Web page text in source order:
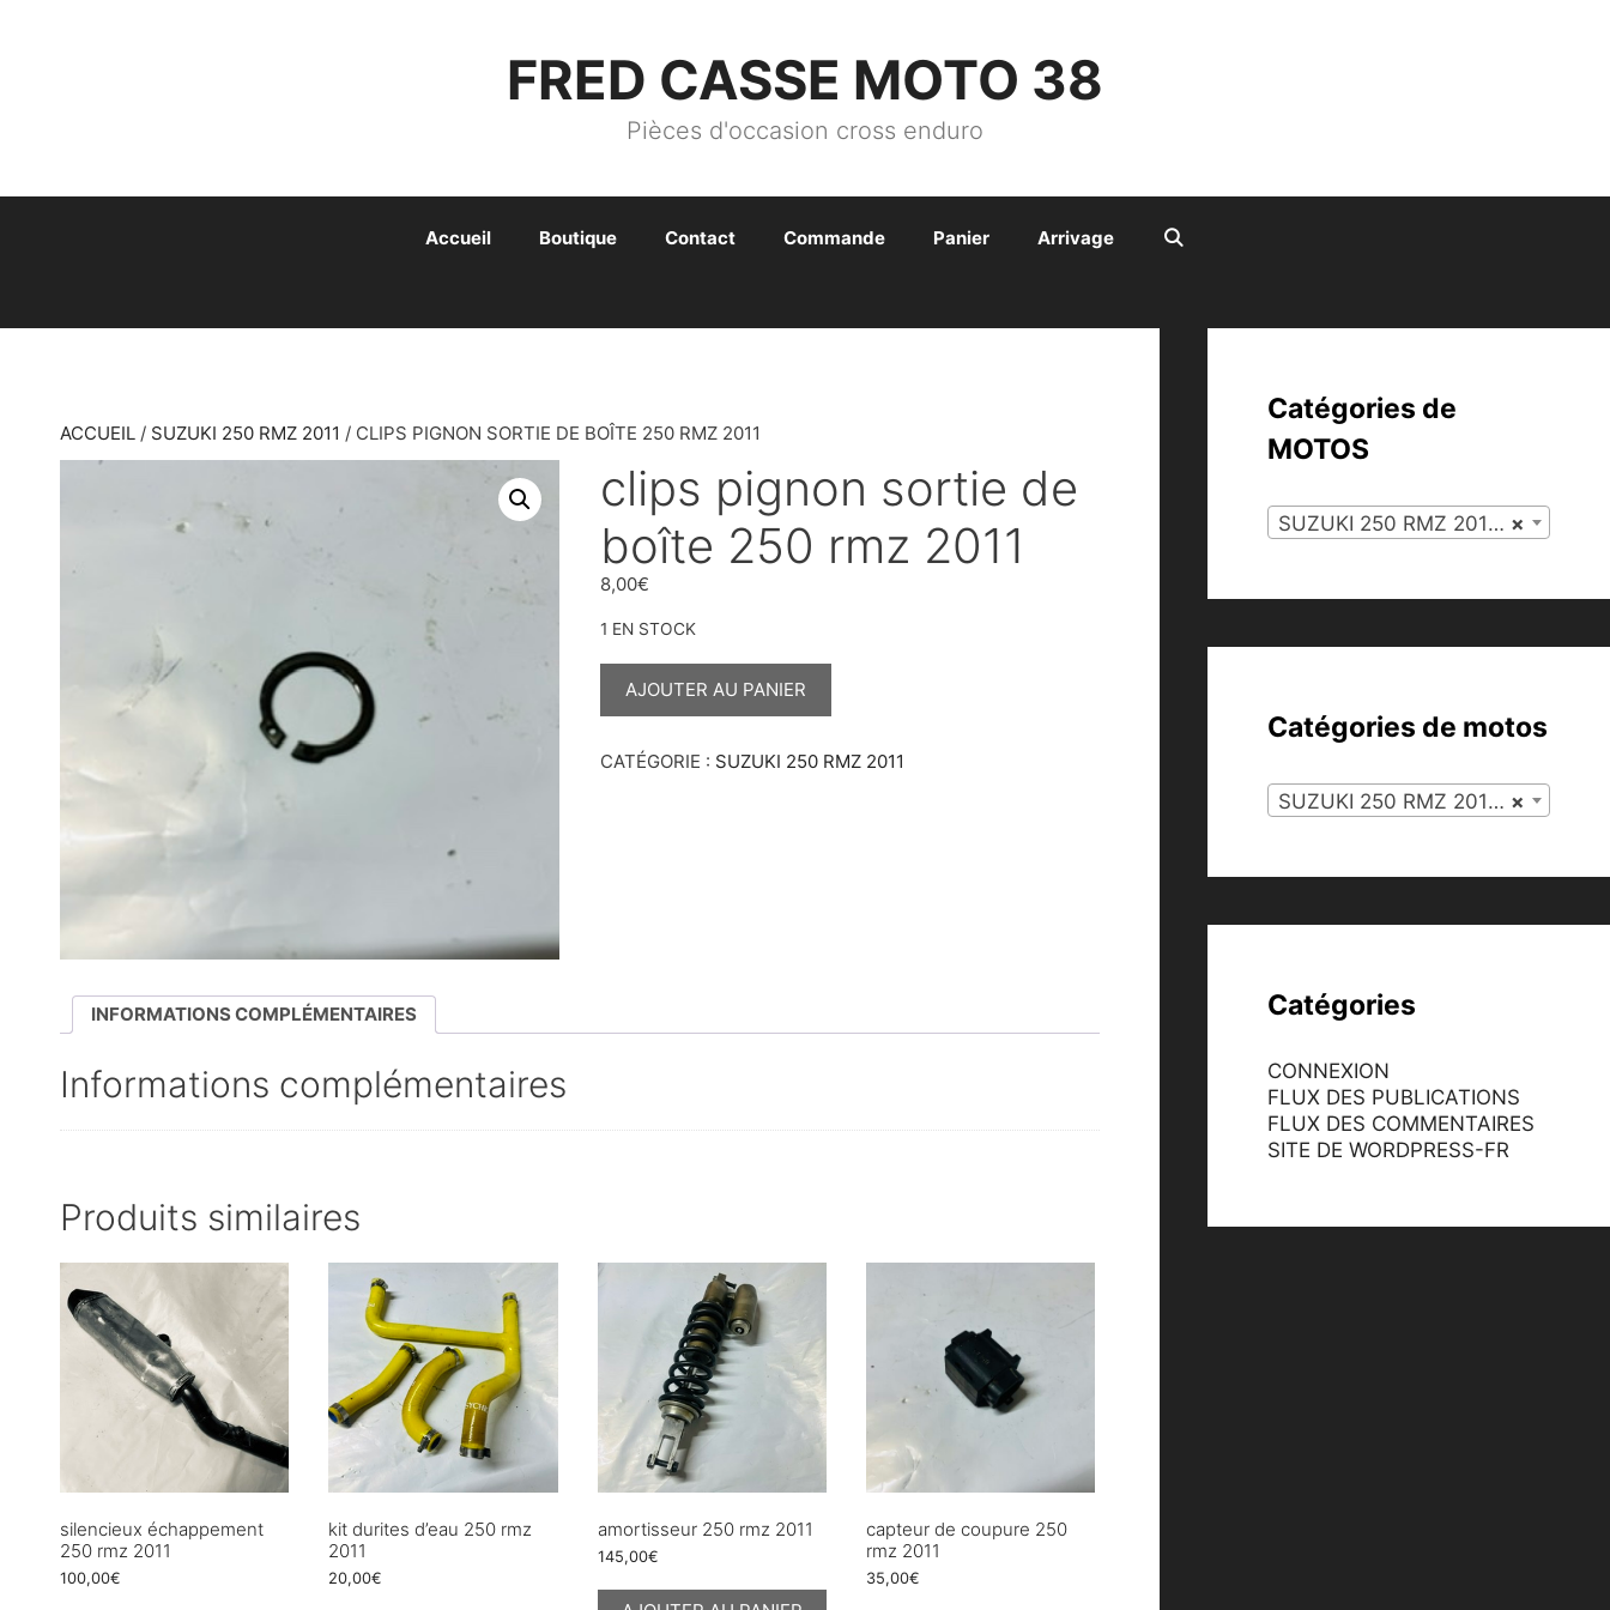
FRED CASSE MOTO 38
Pièces d'occasion cross enduro
Accueil Boutique Contact Commande Panier Arrivage
ACCUEIL / SUZUKI 250 RMZ 2011 / CLIPS PIGNON SORTIE DE BOÎTE 250 RMZ 2011
clips pignon sortie de
boîte 250 rmz 2011
8,00€
1 EN STOCK
QUANTITÉ
DE
AJOUTER AU PANIER
CATÉGORIE : SUZUKI 250 RMZ 2011
INFORMATIONS COMPLÉMENTAIRES
Informations complémentaires
Produits similaires
silencieux échappement
250 rmz 2011
100,00€
kit durites d’eau 250 rmz
2011
20,00€
amortisseur 250 rmz 2011
145,00€
capteur de coupure 250
rmz 2011
35,00€
Catégories de
MOTOS
×
SUZUKI 250 RMZ 2011 (134)
Catégories de motos
×
SUZUKI 250 RMZ 2011 (134)
Catégories
CONNEXION
FLUX DES PUBLICATIONS
FLUX DES COMMENTAIRES
SITE DE WORDPRESS-FR